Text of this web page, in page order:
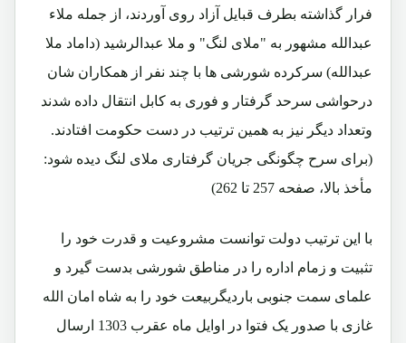
فرار گذاشته بطرف قبایل آزاد روی آوردند، از جمله ملاء
عبدالله مشهور به "ملای لنگ" و ملا عبدالرشید (داماد ملا
عبدالله) سرکرده شورشی ها با چند نفر از همکاران شان
درحواشی سرحد گرفتار و فوری به کابل انتقال داده شدند
وتعداد دیگر نیز به همین ترتیب در دست حکومت افتادند.
(برای سرح چگونگی جریان گرفتاری ملای لنگ دیده شود:
مأخذ بالا، صفحه 257 تا 262)
با این ترتیب دولت توانست مشروعیت و قدرت خود را
تثبیت و زمام اداره را در مناطق شورشی بدست گیرد و
علمای سمت جنوبی باردیگربیعت خود را به شاه امان الله
غازی با صدور یک فتوا در اوایل ماه عقرب 1303 ارسال